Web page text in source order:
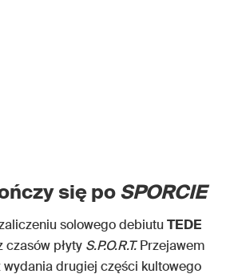
się poSPORCIE
solowego debiutu TEDE
płyty S.P.O.R.T.Przejawem
drugiej części kultowego